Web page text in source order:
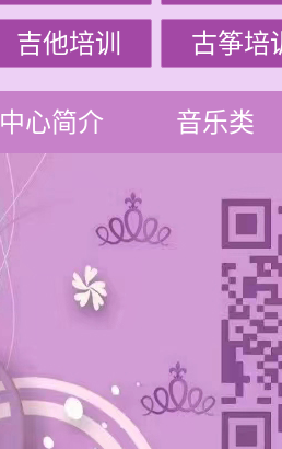
吉他培训 古筝培
中心简介 音乐类